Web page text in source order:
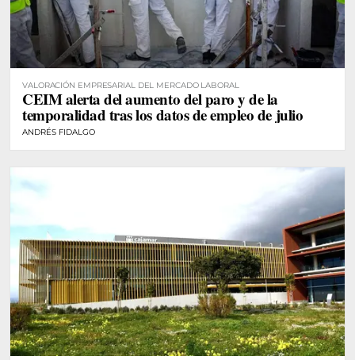
VALORACIÓN EMPRESARIAL DEL MERCADO LABORAL
CEIM alerta del aumento del paro y de la
temporalidad tras los datos de empleo de julio
ANDRÉS FIDALGO